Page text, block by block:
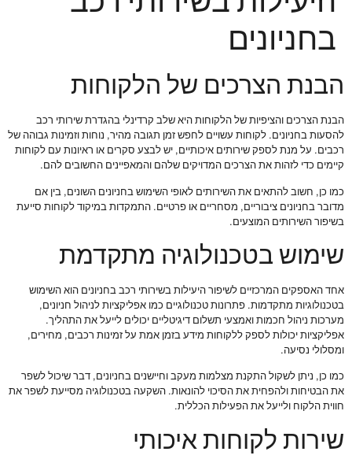
בחניונים
הבנת הצרכים של הלקוחות
הבנת הצרכים והציפיות של הלקוחות היא שלב קרדינלי בהגדרת שירותי רכב
להסעות בחניונים. לקוחות עשויים לחפש זמן תגובה מהיר, נוחות וזמינות גבוהה של
רכבים. על מנת לספק שירותים איכותיים, יש לבצע סקרים או ראיונות עם לקוחות
קיימים כדי לזהות את הצרכים המדויקים שלהם והמאפיינים החשובים להם.
כמו כן, חשוב להתאים את השירותים לאופי השימוש בחניונים השונים, בין אם
מדובר בחניונים ציבוריים, מסחריים או פרטיים. התמקדות במיקוד לקוחות סייעת
בשיפור השירותים המוצעים.
שימוש בטכנולוגיה מתקדמת
אחד האספקים המרכזיים לשיפור היעילות בשירותי רכב בחניונים הוא השימוש
בטכנולוגיות מתקדמות. פתרונות טכנולוגיים כמו אפליקציות לניהול חניונים,
מערכות ניהול חכמות ואמצעי תשלום דיגיטליים יכולים לייעל את התהליך.
אפליקציות יכולות לספק ללקוחות מידע בזמן אמת על זמינות רכבים, מחירים,
ומסלולי נסיעה.
כמו כן, ניתן לשקול התקנת מצלמות מעקב וחיישנים בחניונים, דבר שיכול לשפר
את הבטיחות ולהפחית את הסיכוי להונאות. השקעה בטכנולוגיה מסייעת לשפר את
חווית הלקוח ולייעל את הפעילות הכללית.
שירות לקוחות איכותי